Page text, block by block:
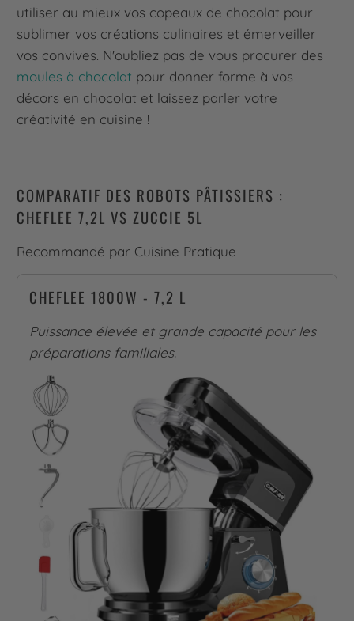
utiliser au mieux vos copeaux de chocolat pour
sublimer vos créations culinaires et émerveiller
vos convives. N'oubliez pas de vous procurer des
moules à chocolat pour donner forme à vos
décors en chocolat et laissez parler votre
créativité en cuisine !
COMPARATIF DES ROBOTS PÂTISSIERS :
CHEFLEE 7,2L VS ZUCCIE 5L
Recommandé par Cuisine Pratique
CHEFLEE 1800W - 7,2 L
Puissance élevée et grande capacité pour les
préparations familiales.